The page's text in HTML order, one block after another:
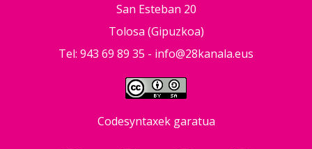
San Esteban 20
Tolosa (Gipuzkoa)
Tel: 943 69 89 35 - info@28kanala.eus
Codesyntaxek garatua